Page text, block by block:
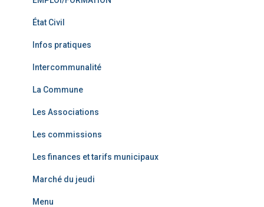
État Civil
Infos pratiques
Intercommunalité
La Commune
Les Associations
Les commissions
Les finances et tarifs municipaux
Marché du jeudi
Menu